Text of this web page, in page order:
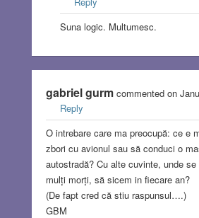
Suna logic. Multumesc.
gabriel gurmcommented on
Reply
O intrebare care ma preocupă: ce e
zbori cu avionul sau să conduci o
autostradă? Cu alte cuvinte, unde
mulți morți, să sicem in fiecare an?
(De fapt cred că stiu raspunsul….)
GBM